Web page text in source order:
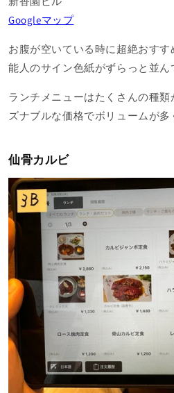
Googleマップ
お腹が空いている時に超絶おす
能人のサイン色紙がずらっと並ん
ランチメニューはたくさんの種
ズナブルな価格でボリュームが多
仙骨カルビ